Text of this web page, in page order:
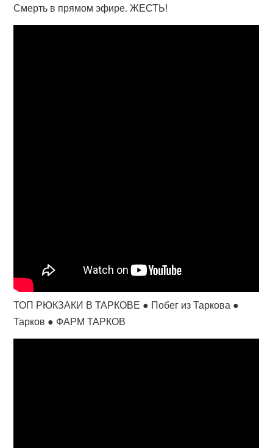
Смерть в прямом эфире. ЖЕСТЬ!
ТОП РЮКЗАКИ В ТАРКОВЕ ● Побег из Таркова ●
Тарков ● ФАРМ ТАРКОВ